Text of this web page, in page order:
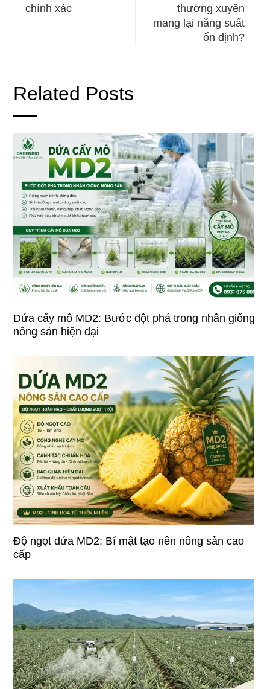
chính xác
thường xuyên
mang lại năng suất
ổn định?
Related Posts
Dứa cấy mô MD2: Bước đột phá trong nhân giống
nông sản hiện đại
Độ ngọt dứa MD2: Bí mật tạo nên nông sản cao
cấp